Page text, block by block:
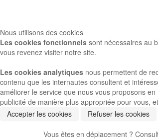
Vous êtes en déplacement ?
Nous utilisons des cookies
Les cookies fonctionnels sont nécessaires au
vous revenez visiter notre site.
Les cookies analytiques nous permettent de
contenu que les internautes consultent et
améliorer le service que nous vous proposons
publicité de manière plus appropriée pour vous,
Accepter les cookies
Refuser les cookies